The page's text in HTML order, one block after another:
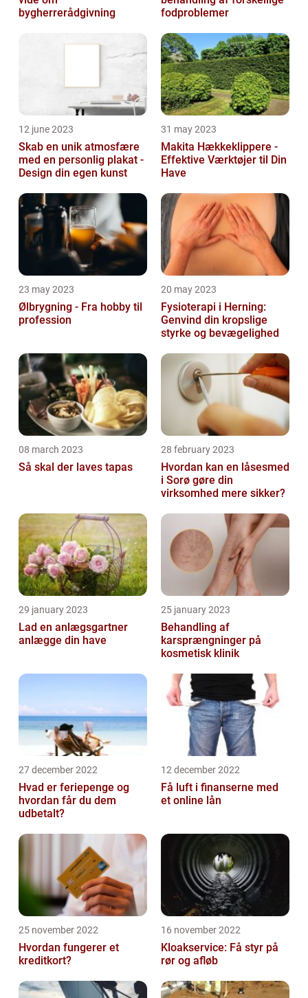
bygherrerådgivning
fodproblemer
12 june 2023
Skab en unik atmosfære
med en personlig plakat -
Design din egen kunst
31 may 2023
Makita Hækkeklippere -
Effektive Værktøjer til Din
Have
23 may 2023
Ølbrygning - Fra hobby til
profession
20 may 2023
Fysioterapi i Herning:
Genvind din kropslige
styrke og bevægelighed
08 march 2023
Så skal der laves tapas
28 february 2023
Hvordan kan en låsesmed
i Sorø gøre din
virksomhed mere sikker?
29 january 2023
Lad en anlægsgartner
anlægge din have
25 january 2023
Behandling af
karsprængninger på
kosmetisk klinik
27 december 2022
Hvad er feriepenge og
hvordan får du dem
udbetalt?
12 december 2022
Få luft i finanserne med
et online lån
25 november 2022
Hvordan fungerer et
kreditkort?
16 november 2022
Kloakservice: Få styr på
rør og afløb